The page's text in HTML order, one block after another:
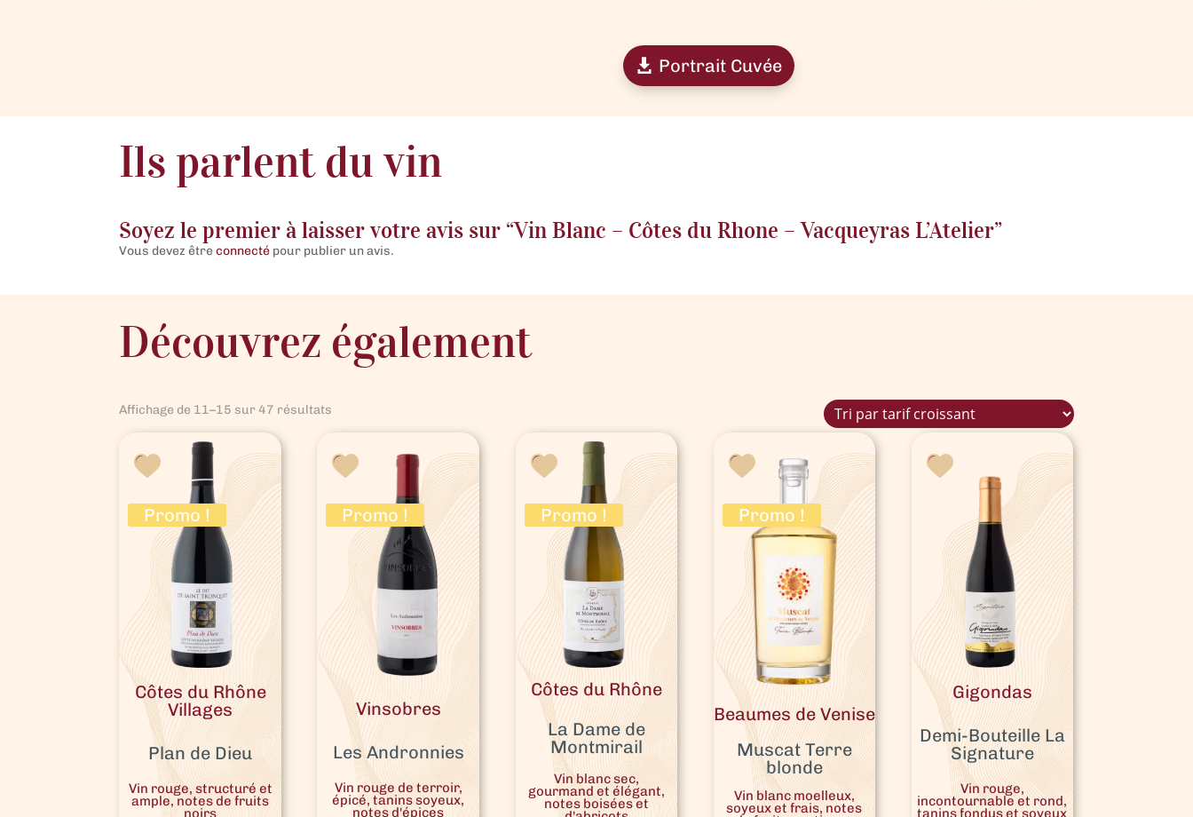
Portrait Cuvée
Ils parlent du vin
Soyez le premier à laisser votre avis sur “Vin Blanc – Côtes du Rhone – Vacqueyras L’Atelier”
Vous devez êtreconnecté pour publier un avis.
Découvrez également
Affichage de 11–15 sur 47 résultats
croissant
Promo !
Côtes du Rhône
Villages
Plan de Dieu
Vin rouge, structuré et
ample, notes de fruits
noirs
Promo !
Vinsobres
Les Andronnies
Vin rouge de terroir,
épicé, tanins soyeux,
notes d'épices
Promo !
Côtes du Rhône
La Dame de
Montmirail
Vin blanc sec,
gourmand et élégant,
notes boisées et
Promo !
Beaumes de Venise
Muscat Terre
blonde
Vin blanc moelleux,
soyeux et frais, notes
Gigondas
Demi-Bouteille La
Signature
Vin rouge,
incontournable et rond,
tanins fondus et soyeux